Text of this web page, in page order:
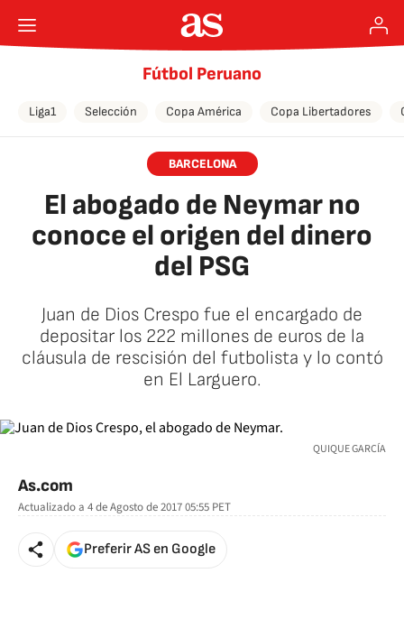
Fútbol Peruano
Liga1 Selección Copa América Copa Libertadores
BARCELONA
El abogado de Neymar no
conoce el origen del dinero
del PSG
Juan de Dios Crespo fue el encargado de
depositar los 222 millones de euros de la
cláusula de rescisión del futbolista y lo contó
en El Larguero.
QUIQUE GARCÍA
As.com
Actualizado a 4 de Agosto de 2017 05:55 PET
Preferir AS en Google